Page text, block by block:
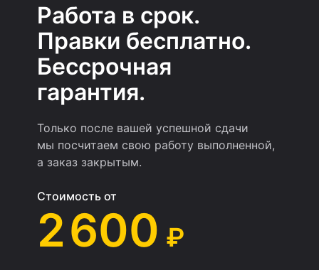
Работа в срок.
Правки бесплатно.
Бессрочная
гарантия.
Только после вашей успешной сдачи
мы посчитаем свою работу выполненной,
а заказ закрытым.
Стоимость от
2 600 ₽